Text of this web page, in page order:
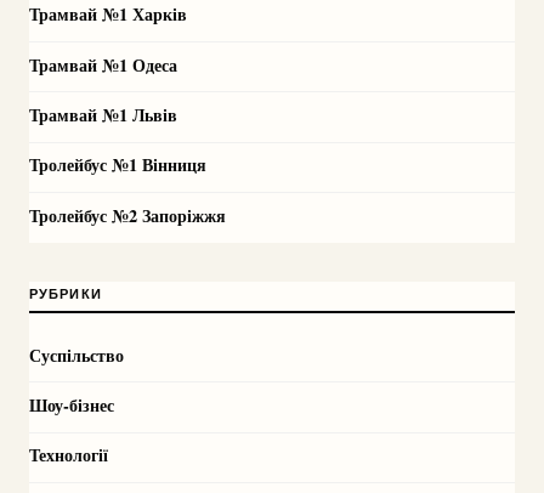
Трамвай №1 Харків
Трамвай №1 Одеса
Трамвай №1 Львів
Тролейбус №1 Вінниця
Тролейбус №2 Запоріжжя
РУБРИКИ
Суспільство
Шоу-бізнес
Технології